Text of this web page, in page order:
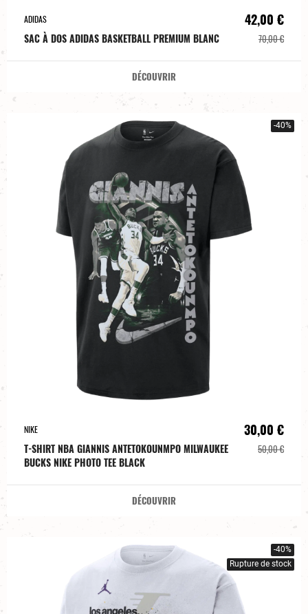
ADIDAS
SAC À DOS ADIDAS BASKETBALL PREMIUM BLANC
42,00 €
70,00 €
DÉCOUVRIR
-40%
NIKE
T-SHIRT NBA GIANNIS ANTETOKOUNMPO MILWAUKEE
BUCKS NIKE PHOTO TEE BLACK
30,00 €
50,00 €
DÉCOUVRIR
-40%
Rupture de stock